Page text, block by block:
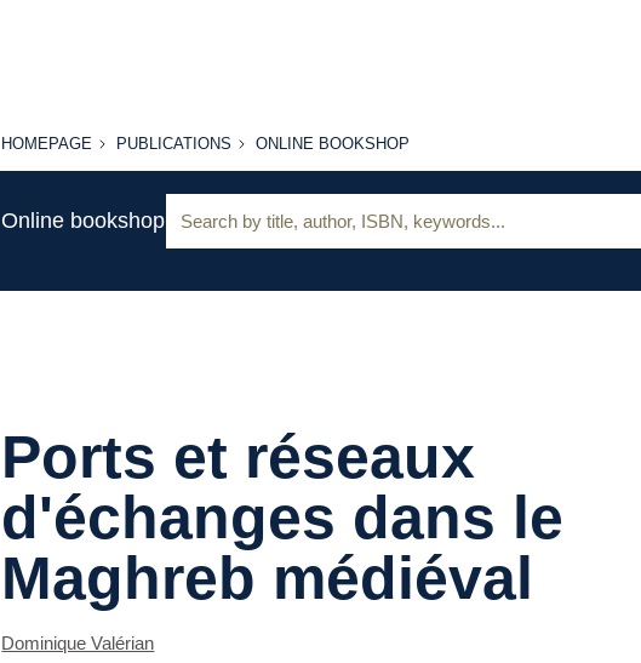
HOMEPAGE
HOMEPAGE PUBLICATIONS
PUBLICATIONS
ONLINE
ONLINE BOOKSHOP
Online bookshop
Ports et réseaux
d'échanges dans le
Maghreb médiéval
Dominique Valérian